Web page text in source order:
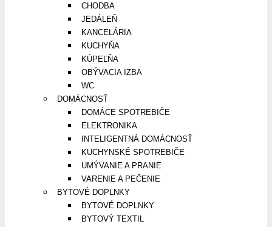
CHODBA
JEDÁLEŇ
KANCELÁRIA
KUCHYŇA
KÚPEĽŇA
OBÝVACIA IZBA
WC
DOMÁCNOSŤ
DOMÁCE SPOTREBIČE
ELEKTRONIKA
INTELIGENTNÁ DOMÁCNOSŤ
KUCHYNSKÉ SPOTREBIČE
UMÝVANIE A PRANIE
VARENIE A PEČENIE
BYTOVÉ DOPLNKY
BYTOVÉ DOPLNKY
BYTOVÝ TEXTIL